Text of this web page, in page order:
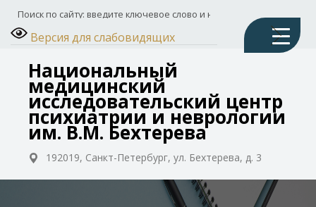
Версия для слабовидящих
Национальный
медицинский
исследовательский центр
психиатрии и неврологии
им. В.М. Бехтерева
192019, Санкт-Петербург, ул. Бехтерева, д. 3